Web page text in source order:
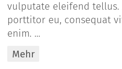
vulputate eleifend tellus.
porttitor eu, consequat
enim. ...
Mehr